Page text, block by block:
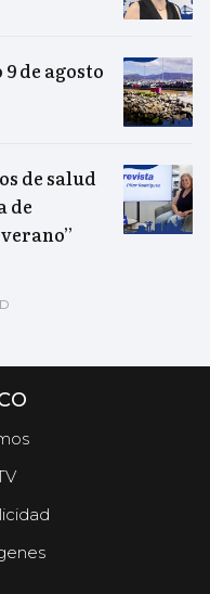
de agosto
de salud
de